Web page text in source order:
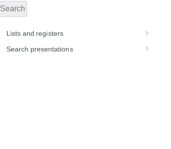
Search
Lists and registers
Search presentations